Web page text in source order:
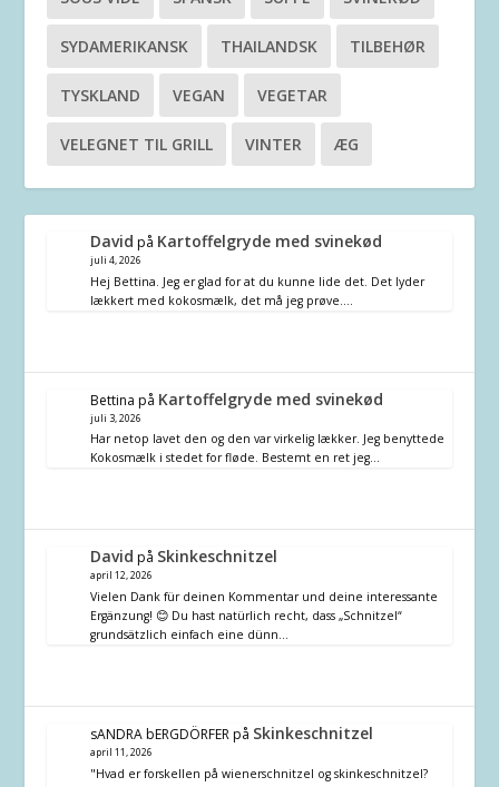
SYDAMERIKANSK THAILANDSK TILBEHØR
TYSKLAND VEGAN VEGETAR
VELEGNET TIL GRILL VINTER ÆG
David på Kartoffelgryde med svinekød
juli 4, 2026
Hej Bettina. Jeg er glad for at du kunne lide det. Det lyder
lækkert med kokosmælk, det må jeg prøve.…
Bettina på Kartoffelgryde med svinekød
juli 3, 2026
Har netop lavet den og den var virkelig lækker. Jeg benyttede
Kokosmælk i stedet for fløde. Bestemt en ret jeg…
David på Skinkeschnitzel
april 12, 2026
Vielen Dank für deinen Kommentar und deine interessante
Ergänzung! 😊 Du hast natürlich recht, dass „Schnitzel“
grundsätzlich einfach eine dünn…
sANDRA bERGDÖRFERpå Skinkeschnitzel
april 11, 2026
"Hvad er forskellen på wienerschnitzel og skinkeschnitzel?